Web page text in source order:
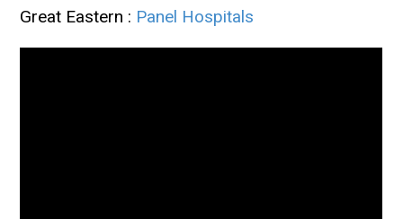
Great Eastern : Panel Hospitals